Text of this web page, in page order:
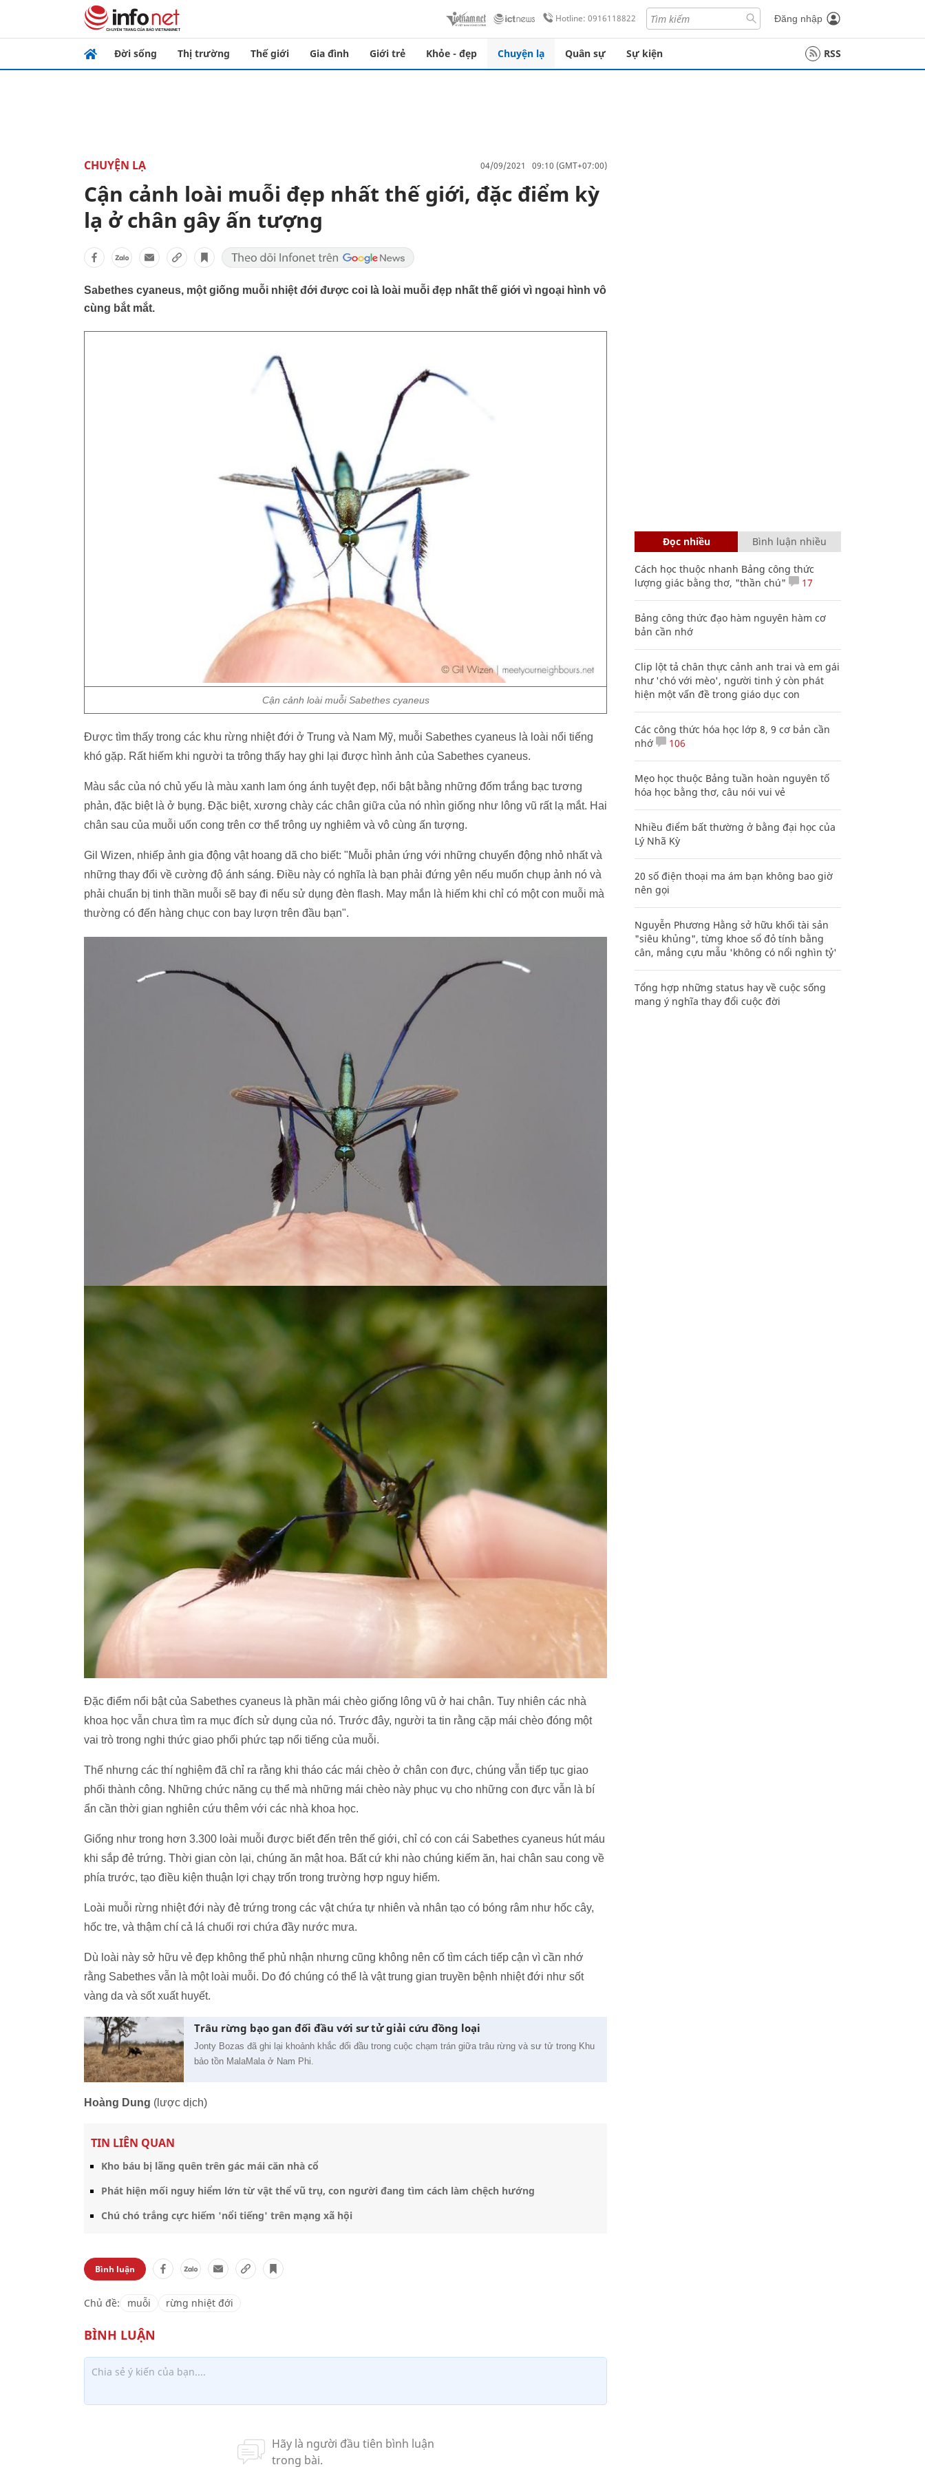
Hotline: 0916118822 Đăng nhập
Đời sống Thị trường Thế giới Gia đình Giới trẻ Khỏe - đẹp Chuyện lạ Quân sự Sự kiện RSS
CHUYỆN LẠ 04/09/2021 09:10 (GMT+07:00)
Cận cảnh loài muỗi đẹp nhất thế giới, đặc điểm kỳ
lạ ở chân gây ấn tượng
Sabethes cyaneus, một giống muỗi nhiệt đới được coi là loài muỗi đẹp nhất thế giới vì ngoại hình vô
cùng bắt mắt.
Cận cảnh loài muỗi Sabethes cyaneus
Được tìm thấy trong các khu rừng nhiệt đới ở Trung và Nam Mỹ, muỗi Sabethes cyaneus là loài nổi tiếng
khó gặp. Rất hiếm khi người ta trông thấy hay ghi lại được hình ảnh của Sabethes cyaneus.
Màu sắc của nó chủ yếu là màu xanh lam óng ánh tuyệt đẹp, nổi bật bằng những đốm trắng bạc tương
phản, đặc biệt là ở bụng. Đặc biệt, xương chày các chân giữa của nó nhìn giống như lông vũ rất lạ mắt. Hai
chân sau của muỗi uốn cong trên cơ thể trông uy nghiêm và vô cùng ấn tượng.
Gil Wizen, nhiếp ảnh gia động vật hoang dã cho biết: "Muỗi phản ứng với những chuyển động nhỏ nhất và
những thay đổi về cường độ ánh sáng. Điều này có nghĩa là bạn phải đứng yên nếu muốn chụp ảnh nó và
phải chuẩn bị tinh thần muỗi sẽ bay đi nếu sử dụng đèn flash. May mắn là hiếm khi chỉ có một con muỗi mà
thường có đến hàng chục con bay lượn trên đầu bạn".
Đặc điểm nổi bật của Sabethes cyaneus là phần mái chèo giống lông vũ ở hai chân. Tuy nhiên các nhà
khoa học vẫn chưa tìm ra mục đích sử dụng của nó. Trước đây, người ta tin rằng cặp mái chèo đóng một
vai trò trong nghi thức giao phối phức tạp nổi tiếng của muỗi.
Thế nhưng các thí nghiệm đã chỉ ra rằng khi tháo các mái chèo ở chân con đực, chúng vẫn tiếp tục giao
phối thành công. Những chức năng cụ thể mà những mái chèo này phục vụ cho những con đực vẫn là bí
ẩn cần thời gian nghiên cứu thêm với các nhà khoa học.
Giống như trong hơn 3.300 loài muỗi được biết đến trên thế giới, chỉ có con cái Sabethes cyaneus hút máu
khi sắp đẻ trứng. Thời gian còn lại, chúng ăn mật hoa. Bất cứ khi nào chúng kiếm ăn, hai chân sau cong về
phía trước, tạo điều kiện thuận lợi chạy trốn trong trường hợp nguy hiểm.
Loài muỗi rừng nhiệt đới này đẻ trứng trong các vật chứa tự nhiên và nhân tạo có bóng râm như hốc cây,
hốc tre, và thậm chí cả lá chuối rơi chứa đầy nước mưa.
Dù loài này sở hữu vẻ đẹp không thể phủ nhận nhưng cũng không nên cố tìm cách tiếp cận vì cần nhớ
rằng Sabethes vẫn là một loài muỗi. Do đó chúng có thể là vật trung gian truyền bệnh nhiệt đới như sốt
vàng da và sốt xuất huyết.
Trâu rừng bạo gan đối đầu với sư tử giải cứu đồng loại
Jonty Bozas đã ghi lại khoảnh khắc đối đầu trong cuộc chạm trán giữa trâu rừng và sư tử trong Khu
bảo tồn MalaMala ở Nam Phi.
Hoàng Dung (lược dịch)
TIN LIÊN QUAN
Kho báu bị lãng quên trên gác mái căn nhà cổ
Phát hiện mối nguy hiểm lớn từ vật thể vũ trụ, con người đang tìm cách làm chệch hướng
Chú chó trắng cực hiếm 'nổi tiếng' trên mạng xã hội
Bình luận
Chủ đề: muỗi rừng nhiệt đới
Đọc nhiều Bình luận nhiều
Cách học thuộc nhanh Bảng công thức
lượng giác bằng thơ, "thần chú"
17
Bảng công thức đạo hàm nguyên hàm cơ
bản cần nhớ
Clip lột tả chân thực cảnh anh trai và em gái
như 'chó với mèo', người tinh ý còn phát
hiện một vấn đề trong giáo dục con
Các công thức hóa học lớp 8, 9 cơ bản cần
nhớ
106
Mẹo học thuộc Bảng tuần hoàn nguyên tố
hóa học bằng thơ, câu nói vui vẻ
Nhiều điểm bất thường ở bằng đại học của
Lý Nhã Kỳ
20 số điện thoại ma ám bạn không bao giờ
nên gọi
Nguyễn Phương Hằng sở hữu khối tài sản
"siêu khủng", từng khoe sổ đỏ tính bằng
cân, mắng cựu mẫu 'không có nổi nghìn tỷ'
Tổng hợp những status hay về cuộc sống
mang ý nghĩa thay đổi cuộc đời